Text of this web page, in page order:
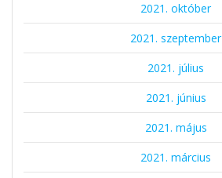
2021. október
2021. szeptember
2021. július
2021. június
2021. május
2021. március